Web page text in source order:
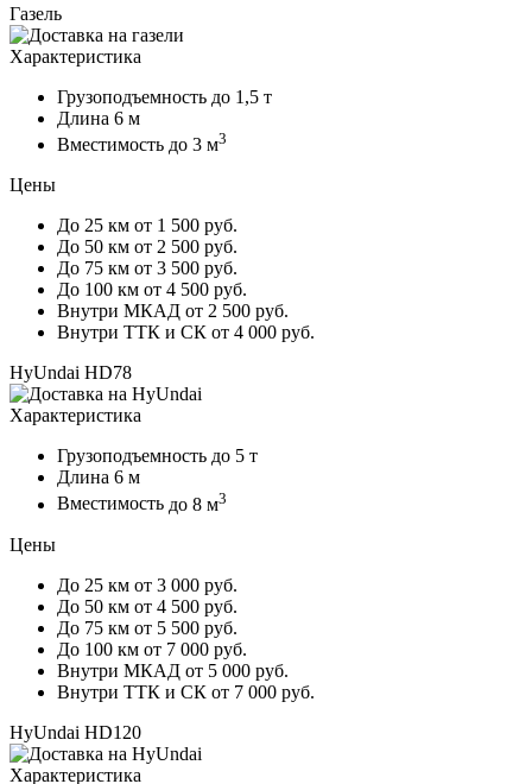
Газель
Характеристика
Грузоподъемность до 1,5 т
Длина 6 м
Вместимость до 3 м3
Цены
До 25 км от 1 500 руб.
До 50 км от 2 500 руб.
До 75 км от 3 500 руб.
До 100 км от 4 500 руб.
Внутри МКАД от 2 500 руб.
Внутри ТТК и СК от 4 000 руб.
HyUndai HD78
Характеристика
Грузоподъемность до 5 т
Длина 6 м
Вместимость до 8 м3
Цены
До 25 км от 3 000 руб.
До 50 км от 4 500 руб.
До 75 км от 5 500 руб.
До 100 км от 7 000 руб.
Внутри МКАД от 5 000 руб.
Внутри ТТК и СК от 7 000 руб.
HyUndai HD120
Характеристика